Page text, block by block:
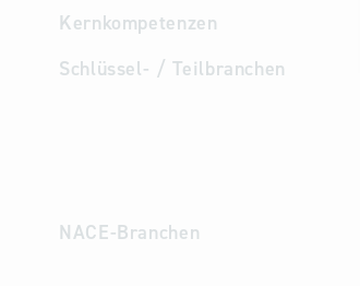
Kernkompetenzen
Schlüssel- / Teilbranchen
NACE-Branchen